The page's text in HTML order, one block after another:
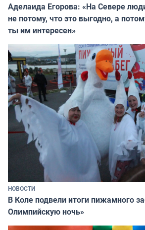
Аделаида Егорова: «На Севере
не потому, что это выгодно, а
ты им интересен»
НОВОСТИ
В Коле подвели итоги пижамного
Олимпийскую ночь»